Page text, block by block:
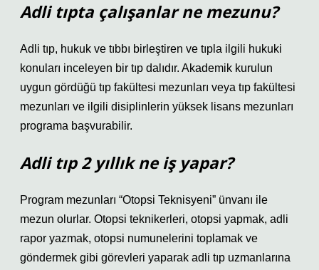
Adli tıpta çalışanlar ne mezunu?
Adli tıp, hukuk ve tıbbı birleştiren ve tıpla ilgili hukuki
konuları inceleyen bir tıp dalıdır. Akademik kurulun
uygun gördüğü tıp fakültesi mezunları veya tıp fakültesi
mezunları ve ilgili disiplinlerin yüksek lisans mezunları
programa başvurabilir.
Adli tıp 2 yıllık ne iş yapar?
Program mezunları “Otopsi Teknisyeni” ünvanı ile
mezun olurlar. Otopsi teknikerleri, otopsi yapmak, adli
rapor yazmak, otopsi numunelerini toplamak ve
göndermek gibi görevleri yaparak adli tıp uzmanlarına